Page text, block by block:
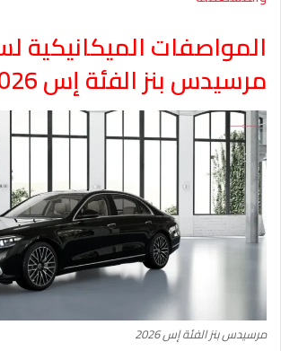
المواصفات الميكانيكية
مرسيدس بنز الفئة إس 2026
مرسيدس بنز الفئة إس 2026